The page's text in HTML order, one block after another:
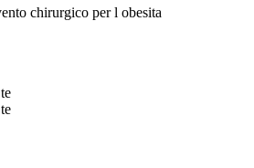
chirurgico per l obesita
te
te